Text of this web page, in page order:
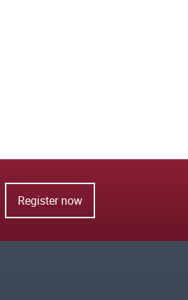
Register now